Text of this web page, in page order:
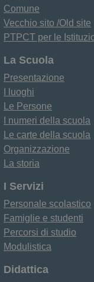
Comune
Vecchio sito /Old site
PTPCT per le
La Scuola
Presentazione
I luoghi
Le Persone
I numeri della scuola
Le carte della scuola
Organizzazione
La storia
I Servizi
Personale scolastico
Famiglie e studenti
Percorsi di studio
Modulistica
Didattica